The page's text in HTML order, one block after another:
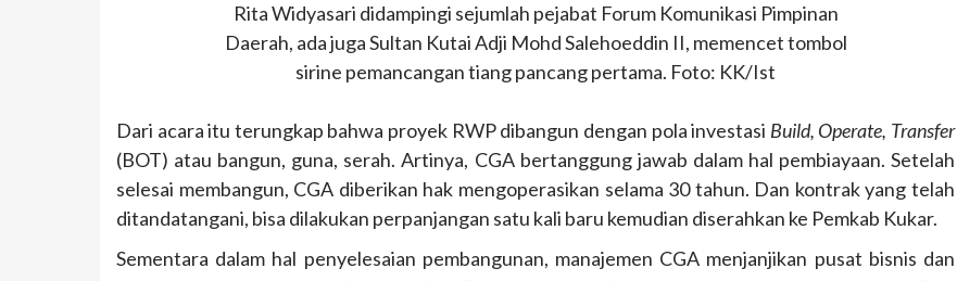
Rita Widyasari didampingi sejumlah pejabat Forum Komunikasi Pimpinan
Daerah, ada juga Sultan Kutai Adji Mohd Salehoeddin II, memencet tombol
sirine pemancangan tiang pancang pertama. Foto: KK/Ist
Dari acara itu terungkap bahwa proyek RWP dibangun dengan pola investasi Build, Operate, Transfer
(BOT) atau bangun, guna, serah. Artinya, CGA bertanggung jawab dalam hal pembiayaan. Setelah
selesai membangun, CGA diberikan hak mengoperasikan selama 30 tahun. Dan kontrak yang telah
ditandatangani, bisa dilakukan perpanjangan satu kali baru kemudian diserahkan ke Pemkab Kukar.
Sementara dalam hal penyelesaian pembangunan, manajemen CGA menjanjikan pusat bisnis dan